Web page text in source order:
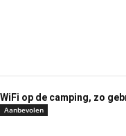
WiFi op de camping, zo
Aanbevolen